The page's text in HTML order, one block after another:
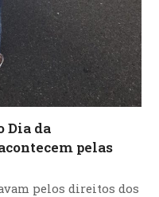
Dia da
pelas
pelos direitos dos